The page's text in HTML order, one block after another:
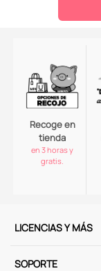
Recoge en
tienda
en 3 horas y
gratis.
LICENCIAS Y MÁS
SOPORTE